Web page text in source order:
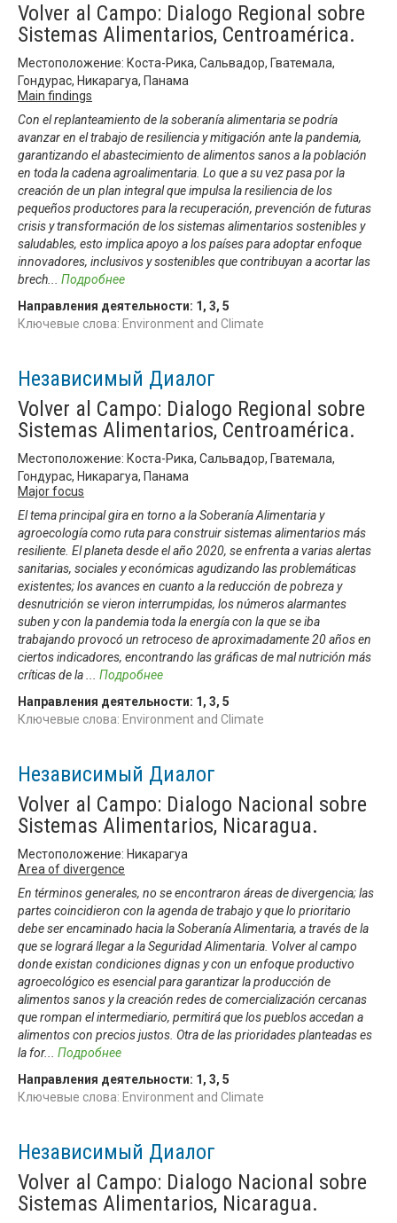
Volver al Campo: Dialogo Regional sobre
Sistemas Alimentarios, Centroamérica.
Местоположение: Коста-Рика, Сальвадор, Гватемала,
Гондурас, Никарагуа, Панама
Main findings
Con el replanteamiento de la soberanía alimentaria se podría
avanzar en el trabajo de resiliencia y mitigación ante la pandemia,
garantizando el abastecimiento de alimentos sanos a la población
en toda la cadena agroalimentaria. Lo que a su vez pasa por la
creación de un plan integral que impulsa la resiliencia de los
pequeños productores para la recuperación, prevención de futuras
crisis y transformación de los sistemas alimentarios sostenibles y
saludables, esto implica apoyo a los países para adoptar enfoque
innovadores, inclusivos y sostenibles que contribuyan a acortar las
brech
Подробнее
Направления деятельности: 1 , 3, 5
Ключевые слова: Environment and Climate
Независимый Диалог
Volver al Campo: Dialogo Regional sobre
Sistemas Alimentarios, Centroamérica.
Местоположение: Коста-Рика, Сальвадор, Гватемала,
Гондурас, Никарагуа, Панама
Major focus
El tema principal gira en torno a la Soberanía Alimentaria y
agroecología como ruta para construir sistemas alimentarios más
resiliente. El planeta desde el año 2020, se enfrenta a varias alertas
sanitarias, sociales y económicas agudizando las problemáticas
existentes; los avances en cuanto a la reducción de pobreza y
desnutrición se vieron interrumpidas, los números alarmantes
suben y con la pandemia toda la energía con la que se iba
trabajando provocó un retroceso de aproximadamente 20 años en
ciertos indicadores, encontrando las gráficas de mal nutrición más
críticas de la
Подробнее
Направления деятельности: 1 , 3, 5
Ключевые слова: Environment and Climate
Независимый Диалог
Volver al Campo: Dialogo Nacional sobre
Sistemas Alimentarios, Nicaragua.
Местоположение: Никарагуа
Area of divergence
En términos generales, no se encontraron áreas de divergencia; las
partes coincidieron con la agenda de trabajo y que lo prioritario
debe ser encaminado hacia la Soberanía Alimentaria, a través de la
que se logrará llegar a la Seguridad Alimentaria. Volver al campo
donde existan condiciones dignas y con un enfoque productivo
agroecológico es esencial para garantizar la producción de
alimentos sanos y la creación redes de comercialización cercanas
que rompan el intermediario, permitirá que los pueblos accedan a
alimentos con precios justos. Otra de las prioridades planteadas es
la for... Подробнее
Направления деятельности: 1 , 3, 5
Ключевые слова: Environment and Climate
Независимый Диалог
Volver al Campo: Dialogo Nacional sobre
Sistemas Alimentarios, Nicaragua.